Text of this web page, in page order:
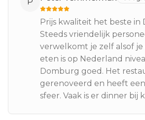
Prijs kwaliteit het beste in
Steeds vriendelijk
verwelkomt je zelf alsof
eten is op Nederland
Domburg goed. Het
gerenoveerd en heeft
sfeer. Vaak is er dinner bij